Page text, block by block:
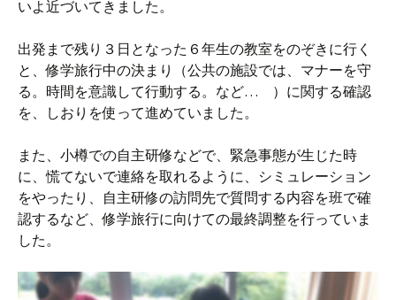
いよ近づいてきました。
出発まで残り３日となった６年生の教室をのぞきに行く
と、修学旅行中の決まり（公共の施設では、マナーを守
る。時間を意識して行動する。など… ）に関する確認
を、しおりを使って進めていました。
また、小樽での自主研修などで、緊急事態が生じた時
に、慌てないで連絡を取れるように、シミュレーション
をやったり、自主研修の訪問先で質問する内容を班で確
認するなど、修学旅行に向けての最終調整を行っていま
した。